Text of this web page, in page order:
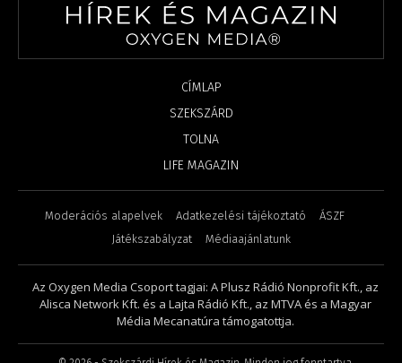
CÍMLAP
SZEKSZÁRD
TOLNA
LIFE MAGAZIN
Moderációs alapelvek Adatkezelési tájékoztató
ÁSZF
Játékszabályzat
Médiaajánlatunk
Az Oxygen Media Csoport tagjai: A Plusz Rádió Nonprofit Kft., az
Alisca Network Kft. és a Lajta Rádió Kft., az MTVA és a Magyar
Média Mecanatúra támogatottja.